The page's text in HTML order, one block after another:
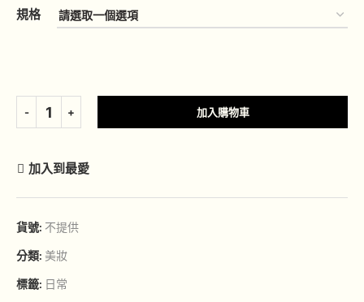
規格
加入購物車
加入到最愛
貨號: 不提供
分類: 美妝
標籤: 日常